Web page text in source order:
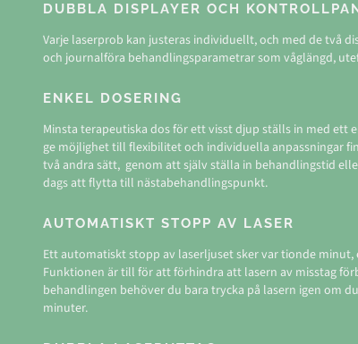
DUBBLA DISPLAYER OCH
Varje laserprob kan justeras individuellt, och med de två
och journalföra behandlingsparametrar som våglängd,
ENKEL DOSERING
Minsta terapeutiska dos för ett visst djup ställs in med ett
ge möjlighet till flexibilitet och individuella anpassningar
två andra sätt, genom att själv ställa in behandlingstid
dags att flytta till nästabehandlingspunkt.
AUTOMATISKT STOPP AV LASER
Ett automatiskt stopp av laserljuset sker var tionde
Funktionen är till för att förhindra att lasern av misstag
behandlingen behöver du bara trycka på lasern igen om
minuter.